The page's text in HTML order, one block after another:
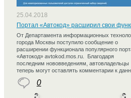
25.04.2018
Портал «Автокод» расширил свои
От Департамента информационных
города Москвы поступило сообщение о
расширении функционала популярного
«Автокод» avtokod.mos.ru. Благодаря
последним нововведениям, автовладельцы
теперь могут оставлять комментарии к данн
0